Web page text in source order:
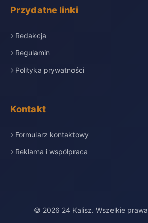
Przydatne linki
Redakcja
Regulamin
Polityka prywatności
Kontakt
Formularz kontaktowy
Reklama i współpraca
© 2026 24 Kalisz. Wszelkie